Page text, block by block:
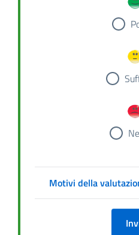
Motivi della